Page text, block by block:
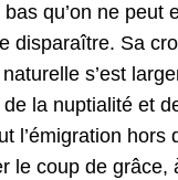
qu’on ne peut
disparaître. Sa
s’est
la nuptialité et
l’émigration hors
le coup de grâce,